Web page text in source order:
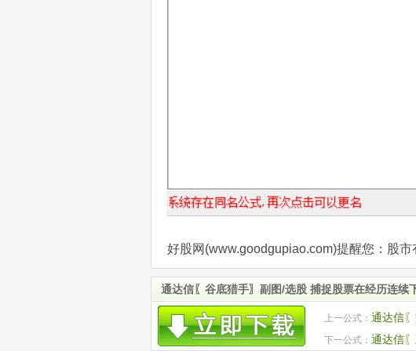
好股网(www.goodgupiao.com)提醒您：股市
通达信〖谷底猎手〗副图/选股 捕捉股票在经历连续
上一公式： 通达信
机会 源码
下一公式： 通达信